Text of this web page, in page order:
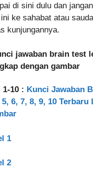
di sini dulu dan
ke sahabat atau
kunjungannya.
jawaban brain test
dengan gambar
10 : Kunci Jawaban
6, 7, 8, 9, 10 Terbaru
1
2